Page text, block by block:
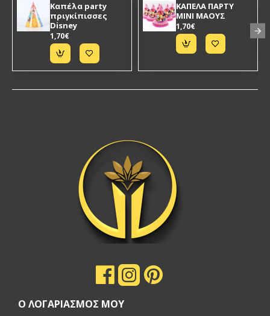
Καπέλα party
πριγκίπισσες
Disney
1,70€
ΚΑΠΕΛΑ ΠΑΡΤΥ
ΜΙΝΙ ΜΑΟΥΣ
1,70€
Ο ΛΟΓΑΡΙΑΣΜΟΣ ΜΟΥ